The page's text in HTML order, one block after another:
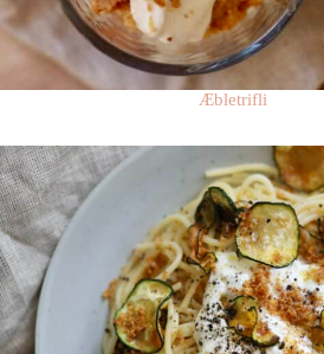
Æbletrifli